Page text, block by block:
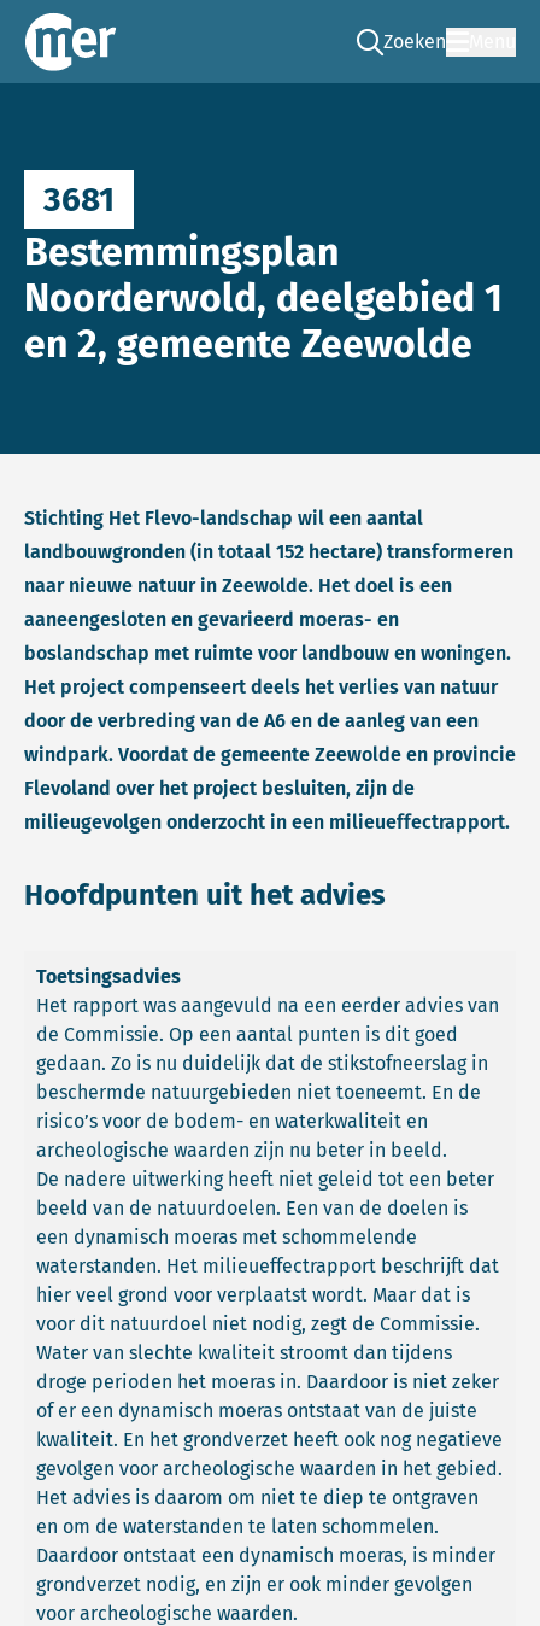
Commissie mer
Zoeken
Ga naar de zoek
3681
Bestemmingsplan
Noorderwold, deelgebied 1
en 2, gemeente Zeewolde
Stichting Het Flevo-landschap wil een aantal
landbouwgronden (in totaal 152 hectare) transformeren
naar nieuwe natuur in Zeewolde. Het doel is een
aaneengesloten en gevarieerd moeras- en
boslandschap met ruimte voor landbouw en woningen.
Het project compenseert deels het verlies van natuur
door de verbreding van de A6 en de aanleg van een
windpark. Voordat de gemeente Zeewolde en provincie
Flevoland over het project besluiten, zijn de
milieugevolgen onderzocht in een milieueffectrapport.
Hoofdpunten uit het advies
Toetsingsadvies
Het rapport was aangevuld na een eerder advies van
de Commissie. Op een aantal punten is dit goed
gedaan. Zo is nu duidelijk dat de stikstofneerslag in
beschermde natuurgebieden niet toeneemt. En de
risico’s voor de bodem- en waterkwaliteit en
archeologische waarden zijn nu beter in beeld.
De nadere uitwerking heeft niet geleid tot een beter
beeld van de natuurdoelen. Een van de doelen is
een dynamisch moeras met schommelende
waterstanden. Het milieueffectrapport beschrijft dat
hier veel grond voor verplaatst wordt. Maar dat is
voor dit natuurdoel niet nodig, zegt de Commissie.
Water van slechte kwaliteit stroomt dan tijdens
droge perioden het moeras in. Daardoor is niet zeker
of er een dynamisch moeras ontstaat van de juiste
kwaliteit. En het grondverzet heeft ook nog negatieve
gevolgen voor archeologische waarden in het gebied.
Het advies is daarom om niet te diep te ontgraven
en om de waterstanden te laten schommelen.
Daardoor ontstaat een dynamisch moeras, is minder
grondverzet nodig, en zijn er ook minder gevolgen
voor archeologische waarden.